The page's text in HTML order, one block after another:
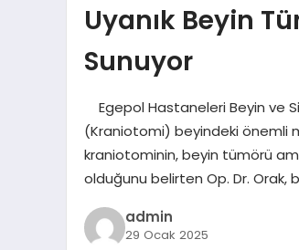
Uyanık Beyin
Sunuyor
Egepol Hastaneleri Beyin ve
(Kraniotomi) beyindeki önemli
kraniotominin, beyin tümörü
olduğunu belirten Op. Dr. Orak,
admin
29 Ocak 2025